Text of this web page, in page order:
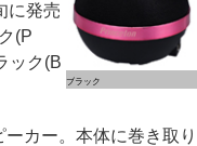
ブラック
に発売
(P
ック(B
カー。本体に巻き取り